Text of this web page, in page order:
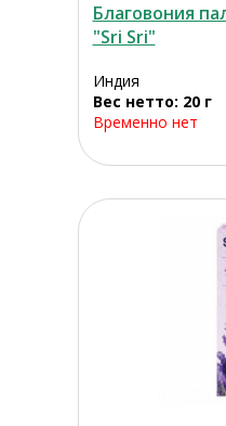
Благовония
"Sri Sri"
Индия
Вес нетто: 20 г
Временно нет